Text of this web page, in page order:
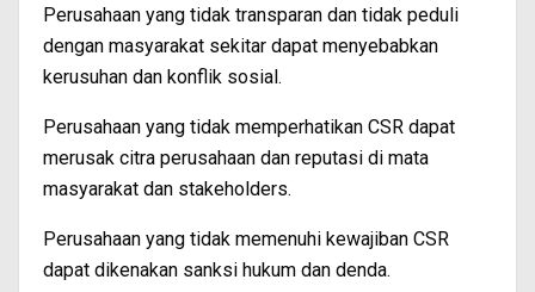
Perusahaan yang tidak transparan dan tidak peduli
dengan masyarakat sekitar dapat menyebabkan
kerusuhan dan konflik sosial.
Perusahaan yang tidak memperhatikan CSR dapat
merusak citra perusahaan dan reputasi di mata
masyarakat dan stakeholders.
Perusahaan yang tidak memenuhi kewajiban CSR
dapat dikenakan sanksi hukum dan denda.